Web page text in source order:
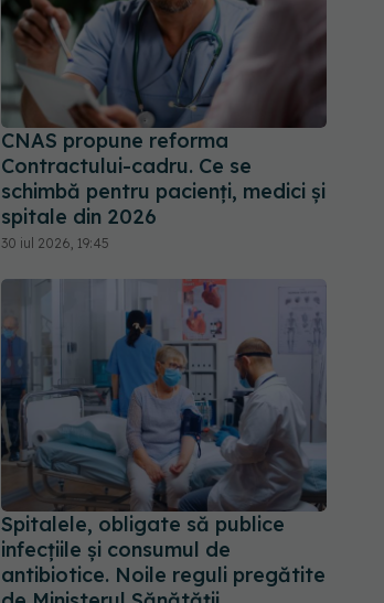
CNAS propune reforma
Contractului-cadru. Ce se
schimbă pentru pacienți, medici și
spitale din 2026
30 iul 2026, 19:45
Spitalele, obligate să publice
infecțiile și consumul de
antibiotice. Noile reguli pregătite